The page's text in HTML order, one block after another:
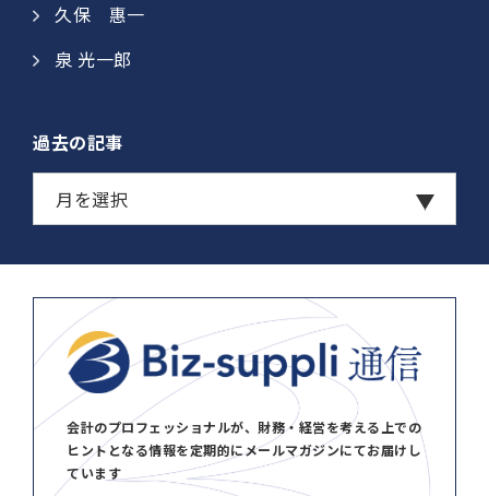
久保 惠一​​
泉 光一郎
過去の記事
会計のプロフェッショナルが、財務・経営を考える上での
ヒントとなる情報を定期的にメールマガジンにてお届けし
ています